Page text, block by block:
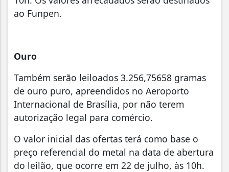
ao Funpen.
Ouro
Também serão leiloados 3.256,75658 gramas
de ouro puro, apreendidos no Aeroporto
Internacional de Brasília, por não terem
autorização legal para comércio.
O valor inicial das ofertas terá como base o
preço referencial do metal na data de abertura
do leilão, que ocorre em 22 de julho, às 10h.